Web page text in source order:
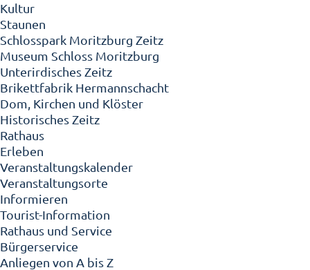
Kultur
Staunen
Schlosspark Moritzburg Zeitz
Museum Schloss Moritzburg
Unterirdisches Zeitz
Brikettfabrik Hermannschacht
Dom, Kirchen und Klöster
Historisches Zeitz
Rathaus
Erleben
Veranstaltungskalender
Veranstaltungsorte
Informieren
Tourist-Information
Rathaus und Service
Bürgerservice
Anliegen von A bis Z